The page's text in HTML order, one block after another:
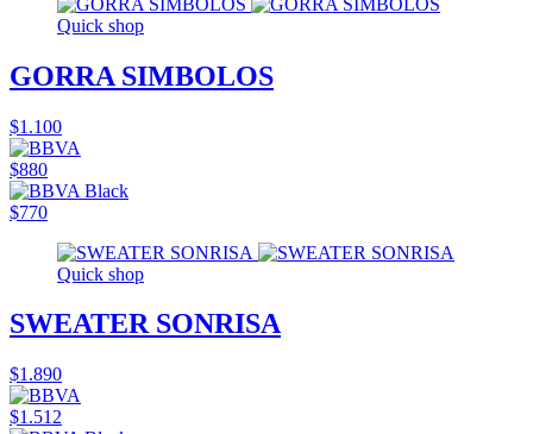
Quick shop
GORRA SIMBOLOS
$1.100
$880
$770
Quick shop
SWEATER SONRISA
$1.890
$1.512